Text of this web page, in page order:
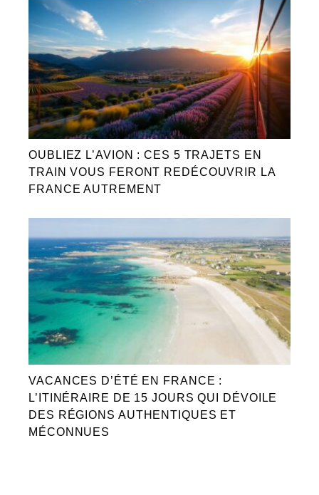
OUBLIEZ L’AVION : CES 5 TRAJETS EN
TRAIN VOUS FERONT REDÉCOUVRIR LA
FRANCE AUTREMENT
VACANCES D’ÉTÉ EN FRANCE :
L’ITINÉRAIRE DE 15 JOURS QUI DÉVOILE
DES RÉGIONS AUTHENTIQUES ET
MÉCONNUES